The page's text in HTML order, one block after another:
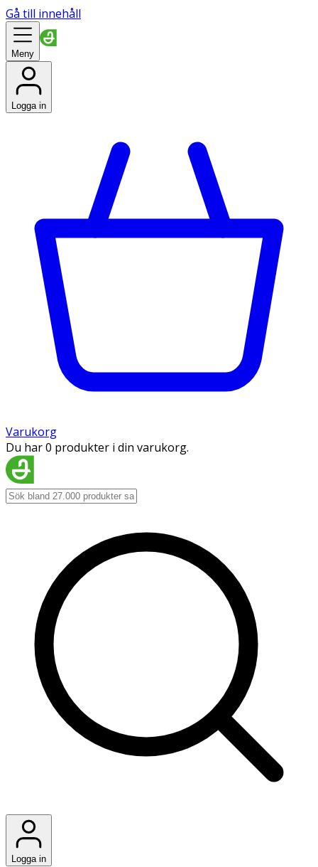
Gå till innehåll
Meny
Logga in
Varukorg
Du har 0 produkter i din varukorg.
Logga in